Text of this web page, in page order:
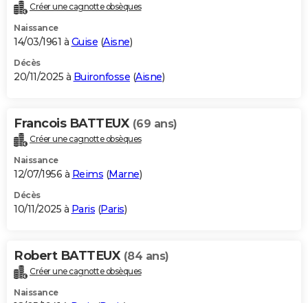
Créer une cagnotte obsèques
Naissance
14/03/1961 à Guise (Aisne)
Décès
20/11/2025 à Buironfosse (Aisne)
Francois BATTEUX (69 ans)
Créer une cagnotte obsèques
Naissance
12/07/1956 à Reims (Marne)
Décès
10/11/2025 à Paris (Paris)
Robert BATTEUX (84 ans)
Créer une cagnotte obsèques
Naissance